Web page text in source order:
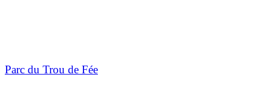
Parc du Trou de Fée